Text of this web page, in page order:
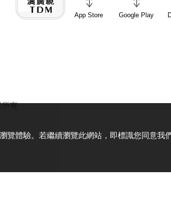
App Store Google Play
所有
覽體驗。若繼續瀏覽此網站，即標識您同意我